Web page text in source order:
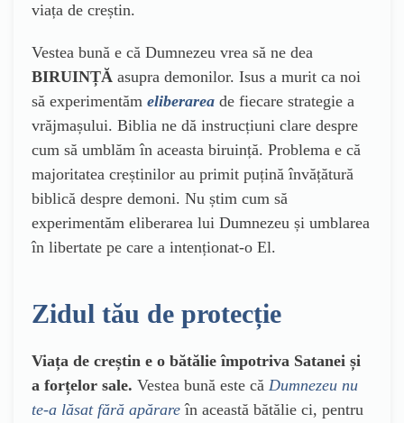
viața de creștin.
Vestea bună e că Dumnezeu vrea să ne dea
BIRUINȚĂ asupra demonilor. Isus a murit ca noi
să experimentăm eliberarea de fiecare strategie a
vrăjmașului. Biblia ne dă instrucțiuni clare despre
cum să umblăm în aceasta biruință. Problema e că
majoritatea creștinilor au primit puțină învățătură
biblică despre demoni. Nu știm cum să
experimentăm eliberarea lui Dumnezeu și umblarea
în libertate pe care a intenționat-o El.
Zidul tău de protecție
Viața de creștin e o bătălie împotriva Satanei și
a forțelor sale. Vestea bună este că Dumnezeu nu
te-a lăsat fără apărare în această bătălie ci, pentru